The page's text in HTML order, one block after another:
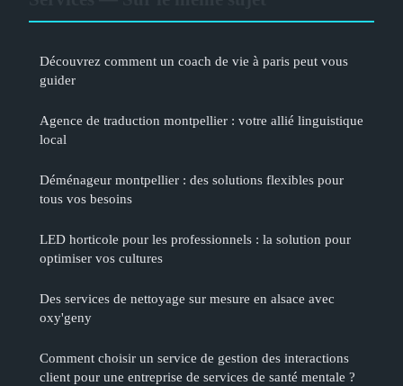
Découvrez comment un coach de vie à paris peut vous
guider
Agence de traduction montpellier : votre allié linguistique
local
Déménageur montpellier : des solutions flexibles pour
tous vos besoins
LED horticole pour les professionnels : la solution pour
optimiser vos cultures
Des services de nettoyage sur mesure en alsace avec
oxy'geny
Comment choisir un service de gestion des interactions
client pour une entreprise de services de santé mentale ?